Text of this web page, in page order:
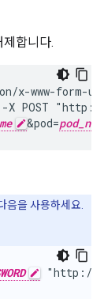
합니다.
x-www-form-
POST
&pod=
음을 사용하세요.
"http://